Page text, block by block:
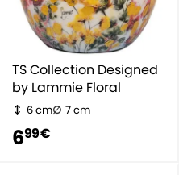
TS Collection Designed
by Lammie Floral
6 cm 7 cm
699 €